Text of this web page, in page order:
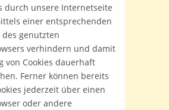
durch unsere Internetseite
einer entsprechenden
genutzten
verhindern und damit
von Cookies dauerhaft
Ferner können bereits
jederzeit über einen
oder andere